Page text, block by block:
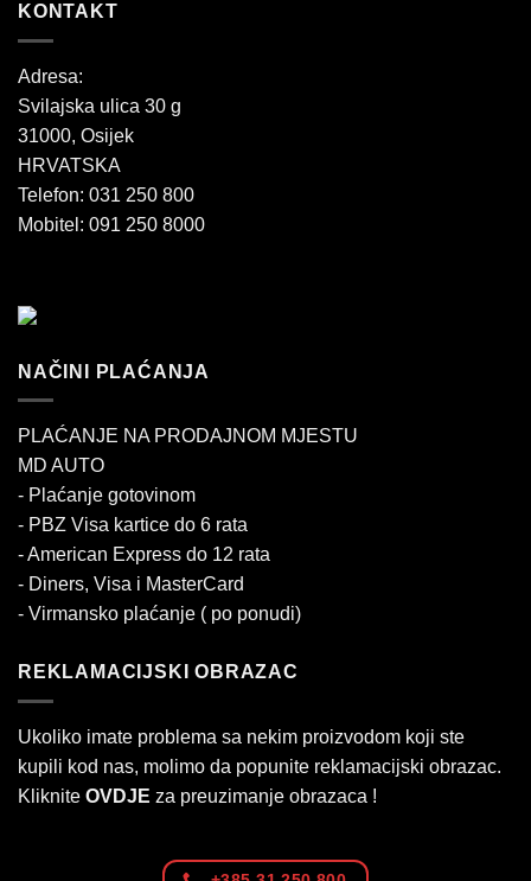
KONTAKT
Adresa:
Svilajska ulica 30 g
31000, Osijek
HRVATSKA
Telefon: 031 250 800
Mobitel: 091 250 8000
NAČINI PLAĆANJA
PLAĆANJE NA PRODAJNOM MJESTU
MD AUTO
- Plaćanje gotovinom
- PBZ Visa kartice do 6 rata
- American Express do 12 rata
- Diners, Visa i MasterCard
- Virmansko plaćanje ( po ponudi)
REKLAMACIJSKI OBRAZAC
Ukoliko imate problema sa nekim proizvodom koji ste
kupili kod nas, molimo da popunite reklamacijski obrazac.
Kliknite OVDJE za preuzimanje obrazaca !